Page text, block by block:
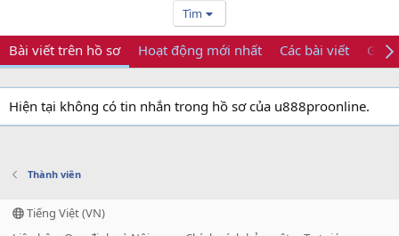
Tìm
Bài viết trên hồ sơ Hoạt động mới nhất Các bài viết Giới
Hiện tại không có tin nhắn trong hồ sơ của u888proonline.
Thành viên
Tiếng Việt (VN)